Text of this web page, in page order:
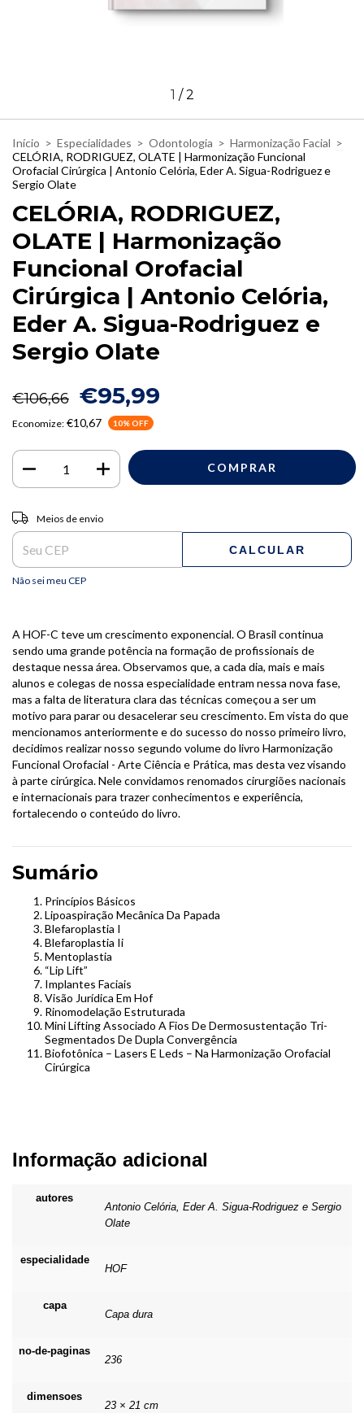
1 /2
Início > Especialidades > Odontologia > Harmonização Facial >
CELÓRIA, RODRIGUEZ, OLATE | Harmonização Funcional
Orofacial Cirúrgica | Antonio Celória, Eder A. Sigua-Rodriguez e
Sergio Olate
CELÓRIA, RODRIGUEZ,
OLATE | Harmonização
Funcional Orofacial
Cirúrgica | Antonio Celória,
Eder A. Sigua-Rodriguez e
Sergio Olate
€106,66 €95,99
Economize: €10,67 10% OFF
Entregas para o CEP:
Meios de envio
CALCULAR
Não sei meu CEP
A HOF-C teve um crescimento exponencial. O Brasil continua
sendo uma grande potência na formação de profissionais de
destaque nessa área. Observamos que, a cada dia, mais e mais
alunos e colegas de nossa especialidade entram nessa nova fase,
mas a falta de literatura clara das técnicas começou a ser um
motivo para parar ou desacelerar seu crescimento. Em vista do que
mencionamos anteriormente e do sucesso do nosso primeiro livro,
decidimos realizar nosso segundo volume do livro Harmonização
Funcional Orofacial - Arte Ciência e Prática, mas desta vez visando
à parte cirúrgica. Nele convidamos renomados cirurgiões nacionais
e internacionais para trazer conhecimentos e experiência,
fortalecendo o conteúdo do livro.
Sumário
Princípios Básicos
Lipoaspiração Mecânica Da Papada
Blefaroplastia I
Blefaroplastia Ii
Mentoplastia
“Lip Lift”
Implantes Faciais
Visão Jurídica Em Hof
Rinomodelação Estruturada
Mini Lifting Associado A Fios De Dermosustentação Tri-
Segmentados De Dupla Convergência
Biofotônica – Lasers E Leds – Na Harmonização Orofacial
Cirúrgica
Informação adicional
autores
Antonio Celória, Eder A. Sigua-Rodriguez e Sergio
Olate
especialidade
HOF
capa
Capa dura
no-de-paginas
236
dimensoes
23 × 21 cm